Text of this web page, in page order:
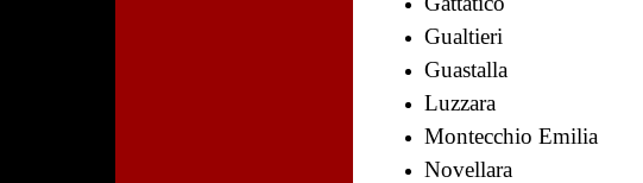
Gualtieri
Guastalla
Luzzara
Montecchio Emilia
Novellara